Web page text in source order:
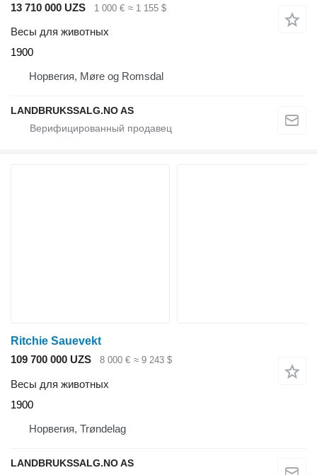
13 710 000 UZS
1 000 € ≈ 1 155 $
Весы для животных
1900
Норвегия, Møre og Romsdal
LANDBRUKSSALG.NO AS
Ritchie Sauevekt
109 700 000 UZS
8 000 € ≈ 9 243 $
Весы для животных
1900
Норвегия, Trøndelag
LANDBRUKSSALG.NO AS